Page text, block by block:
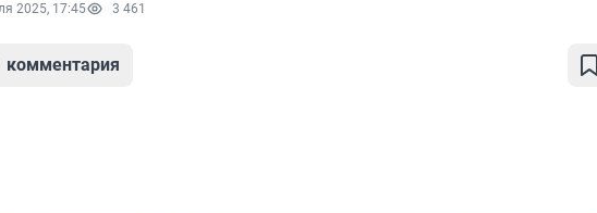
2025, 17:45 3 461
комментария